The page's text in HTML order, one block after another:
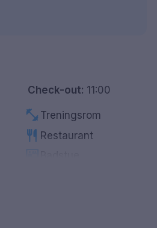
Check-out: 11:00
fitness_center Treningsrom
restaurant Restaurant